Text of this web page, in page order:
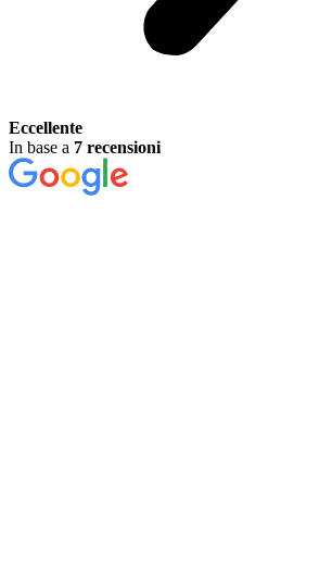
Eccellente
In base a 7 recensioni